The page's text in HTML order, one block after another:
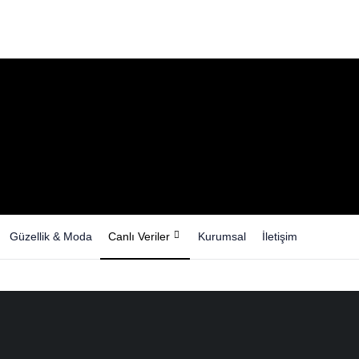
Güzellik & Moda Canlı Veriler Kurumsal İletişim